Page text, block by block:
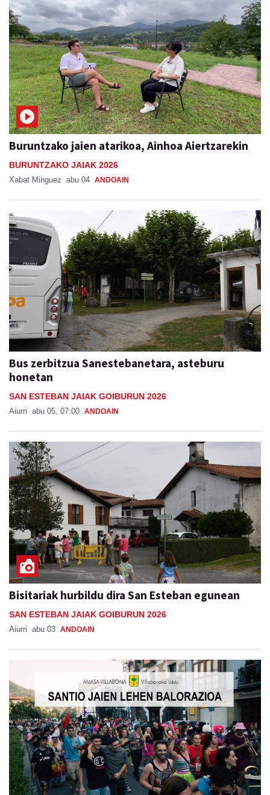
Buruntzako jaien atarikoa, Ainhoa Aiertzarekin
BURUNTZAKO JAIAK 2026
Xabat Minguez abu 04 ANDOAIN
Bus zerbitzua Sanestebanetara, asteburu
honetan
SAN ESTEBAN JAIAK GOIBURUN 2026
Aiurri abu 05, 07:00 ANDOAIN
Bisitariak hurbildu dira San Esteban egunean
SAN ESTEBAN JAIAK GOIBURUN 2026
Aiurri abu 03 ANDOAIN